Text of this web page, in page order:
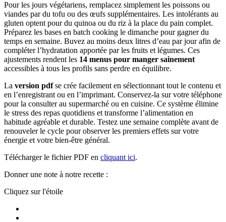
Pour les jours végétariens, remplacez simplement les poissons ou
viandes par du tofu ou des œufs supplémentaires. Les intolérants au
gluten optent pour du quinoa ou du riz à la place du pain complet.
Préparez les bases en batch cooking le dimanche pour gagner du
temps en semaine. Buvez au moins deux litres d’eau par jour afin de
compléter l’hydratation apportée par les fruits et légumes. Ces
ajustements rendent les 14 menus pour manger sainement
accessibles à tous les profils sans perdre en équilibre.
La version pdfse crée facilement en sélectionnant tout le contenu et
en l’enregistrant ou en l’imprimant. Conservez-la sur votre téléphone
pour la consulter au supermarché ou en cuisine. Ce système élimine
le stress des repas quotidiens et transforme l’alimentation en
habitude agréable et durable. Testez une semaine complète avant de
renouveler le cycle pour observer les premiers effets sur votre
énergie et votre bien-être général.
Télécharger le fichier PDF en cliquant ici.
Donner une note à notre recette :
Cliquez sur l'étoile